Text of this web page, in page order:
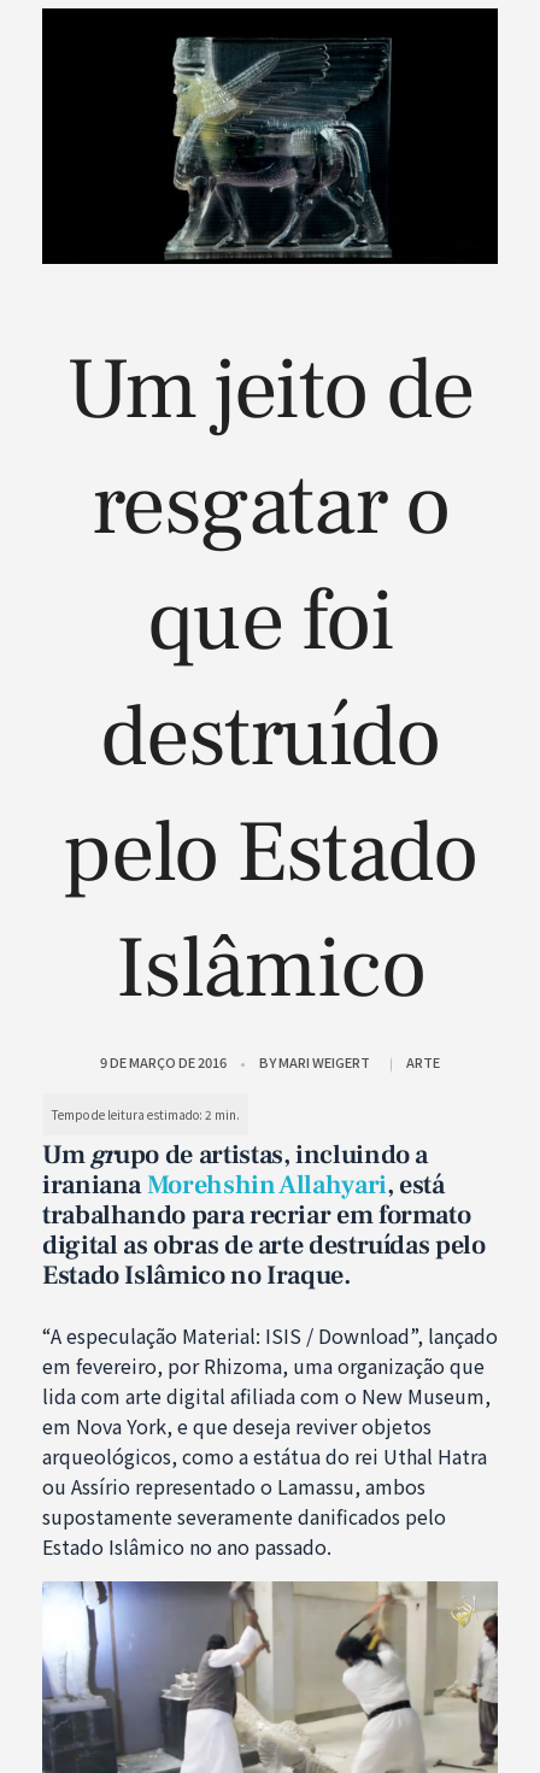
Um jeito de
resgatar o
que foi
destruído
pelo Estado
Islâmico
9 DE MARÇO DE 2016 BYMARI WEIGERT ARTE
Umgrupo de artistas, incluindo a
iranianaMorehshin Allahyari, está
trabalhando para recriar em formato
digital as obras de arte destruídas pelo
Estado Islâmico no Iraque.
“A especulação Material: ISIS / Download”, lançado
em fevereiro, por Rhizoma, uma organização que
lida com arte digital afiliada com o New Museum,
em Nova York, e que deseja reviver objetos
arqueológicos, como a estátua do rei Uthal Hatra
ou Assírio representado o Lamassu, ambos
supostamente severamente danificados pelo
Estado Islâmico no ano passado.